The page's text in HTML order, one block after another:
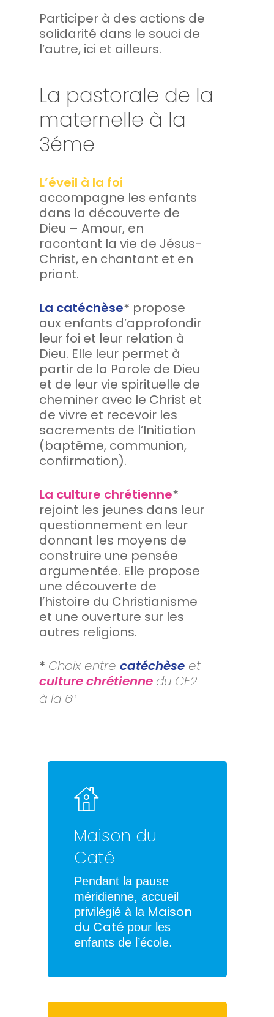
Participer à des actions de
solidarité dans le souci de
l’autre, ici et ailleurs.
La pastorale de la
maternelle à la
3éme
L’éveil à la foi
accompagne les enfants
dans la découverte de
Dieu – Amour, en
racontant la vie de Jésus-
Christ, en chantant et en
priant.
La catéchèse* propose
aux enfants d’approfondir
leur foi et leur relation à
Dieu. Elle leur permet à
partir de la Parole de Dieu
et de leur vie spirituelle de
cheminer avec le Christ et
de vivre et recevoir les
sacrements de l’Initiation
(baptême, communion,
confirmation).
La culture chrétienne*
rejoint les jeunes dans leur
questionnement en leur
donnant les moyens de
construire une pensée
argumentée. Elle propose
une découverte de
l’histoire du Christianisme
et une ouverture sur les
autres religions.
* Choix entrecatéchèse et
culture chrétienne du CE2
à la 6e
Maison du
Caté
Pendant la pause
méridienne, accueil
privilégié à laMaison
du Caté pour les
enfants de l’école.